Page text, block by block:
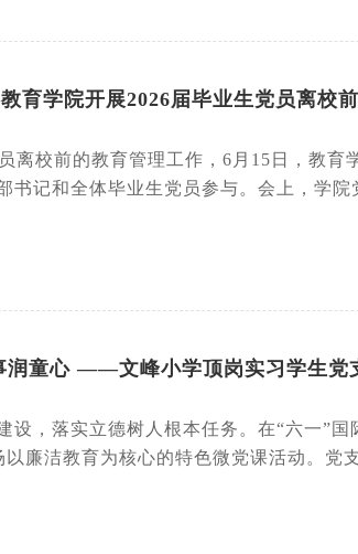
学院开展2026届毕业生党员离校
离校前的教育管理工作，6月15日，教
书记和全体毕业生党员参与。会上，学院
润童心 ——文峰小学顶岗实习学生党
设，落实立德树人根本任务。在“六一”
廉洁教育为核心的特色微党课活动。党